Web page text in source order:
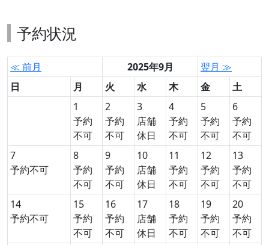
予約状況
≪ 前月 2025年9月
翌月 ≫
日
月 火 水 木 金
土
1
予約
不可
2
予約
不可
3
店舗
休日
4
予約
不可
5
予約
不可
6
予約
不可
7
予約不可
8
予約
不可
9
予約
不可
10
店舗
休日
11
予約
不可
12
予約
不可
13
予約
不可
14
予約不可
15
予約
不可
16
予約
不可
17
店舗
休日
18
予約
不可
19
予約
不可
20
予約
不可